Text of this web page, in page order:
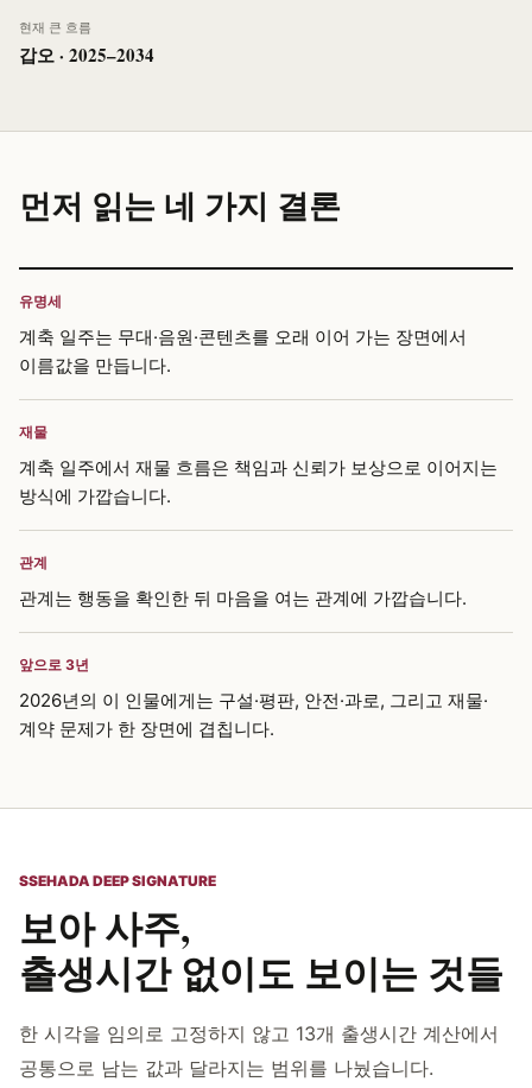
현재 큰 흐름
갑오 · 2025–2034
먼저 읽는 네 가지 결론
유명세
계축 일주는 무대·음원·콘텐츠를 오래 이어 가는 장면에서
이름값을 만듭니다.
재물
계축 일주에서 재물 흐름은 책임과 신뢰가 보상으로 이어지는
방식에 가깝습니다.
관계
관계는 행동을 확인한 뒤 마음을 여는 관계에 가깝습니다.
앞으로 3년
2026년의 이 인물에게는 구설·평판, 안전·과로, 그리고 재물·
계약 문제가 한 장면에 겹칩니다.
SSEHADA DEEP SIGNATURE
보아 사주,
출생시간 없이도 보이는 것들
한 시각을 임의로 고정하지 않고 13개 출생시간 계산에서
공통으로 남는 값과 달라지는 범위를 나눴습니다.